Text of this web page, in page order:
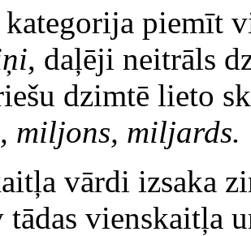
kategorija piemīt
, daļēji neitrāls
dzimtē lieto
miljons, miljards.
vārdi izsaka
tādas vienskaitļa